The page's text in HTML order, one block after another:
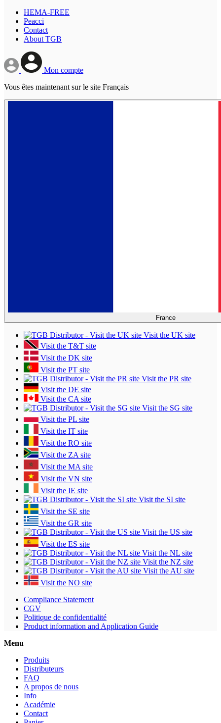
HEMA-FREE
Peacci
Contact
About TGB
Mon compte
Vous êtes maintenant sur le site Français
France
Visit the UK site
Visit the T&T site
Visit the DK site
Visit the PT site
Visit the PR site
Visit the DE site
Visit the CA site
Visit the SG site
Visit the PL site
Visit the IT site
Visit the RO site
Visit the ZA site
Visit the MA site
Visit the VN site
Visit the IE site
Visit the SI site
Visit the SE site
Visit the GR site
Visit the US site
Visit the ES site
Visit the NL site
Visit the NZ site
Visit the AU site
Visit the NO site
Compliance Statement
CGV
Politique de confidentialité
Product information and Application Guide
Menu
Produits
Distributeurs
FAQ
A propos de nous
Info
Académie
Contact